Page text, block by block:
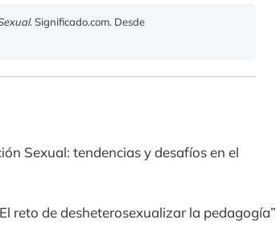
. Significado.com. Desde
Sexual: tendencias y desafíos en el
reto de desheterosexualizar la pedagogía”